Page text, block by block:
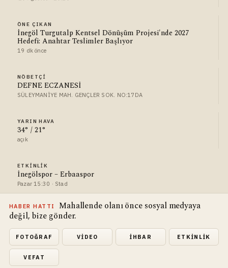
ÖNE ÇIKAN
İnegöl Turgutalp Kentsel Dönüşüm Projesi'nde 2027
Hedefi: Anahtar Teslimler Başlıyor
19 dk önce
NÖBETÇI
DEFNE ECZANESİ
SÜLEYMANİYE MAH. GENÇLER SOK. NO:17DA
YARIN HAVA
34° / 21°
açık
ETKINLIK
İnegölspor – Erbaaspor
Pazar 15:30 · Stad
HABER HATTI
Mahallende olanı önce sosyal medyaya
değil, bize gönder.
FOTOĞRAF VIDEO İHBAR ETKINLIK
VEFAT